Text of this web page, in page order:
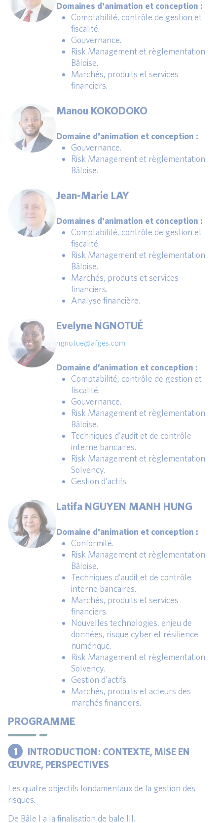
Domaines d'animation et conception :
Comptabilité, contrôle de gestion et
fiscalité.
Gouvernance.
Risk Management et règlementation
Bâloise.
Marchés, produits et services
financiers.
Manou KOKODOKO
Domaine d'animation et conception :
Gouvernance.
Risk Management et règlementation
Bâloise.
Jean-Marie LAY
Domaines d'animation et conception :
Comptabilité, contrôle de gestion et
fiscalité.
Risk Management et règlementation
Bâloise.
Marchés, produits et services
financiers.
Analyse financière.
Evelyne NGNOTUÉ
ngnotue@afges.com
Domaine d’animation et conception :
Comptabilité, contrôle de gestion et
fiscalité.
Gouvernance.
Risk Management et règlementation
Bâloise.
Techniques d’audit et de contrôle
interne bancaires.
Risk Management et règlementation
Solvency.
Gestion d’actifs.
Latifa NGUYEN MANH HUNG
Domaine d'animation et conception :
Conformité.
Risk Management et règlementation
Bâloise.
Techniques d’audit et de contrôle
interne bancaires.
Marchés, produits et services
financiers.
Nouvelles technologies, enjeu de
données, risque cyber et résilience
numérique.
Risk Management et règlementation
Solvency.
Gestion d’actifs.
Marchés, produits et acteurs des
marchés financiers.
PROGRAMME
1
INTRODUCTION : CONTEXTE, MISE EN
ŒUVRE, PERSPECTIVES
Les quatre objectifs fondamentaux de la gestion des
risques.
De Bâle I a la finalisation de bale III.